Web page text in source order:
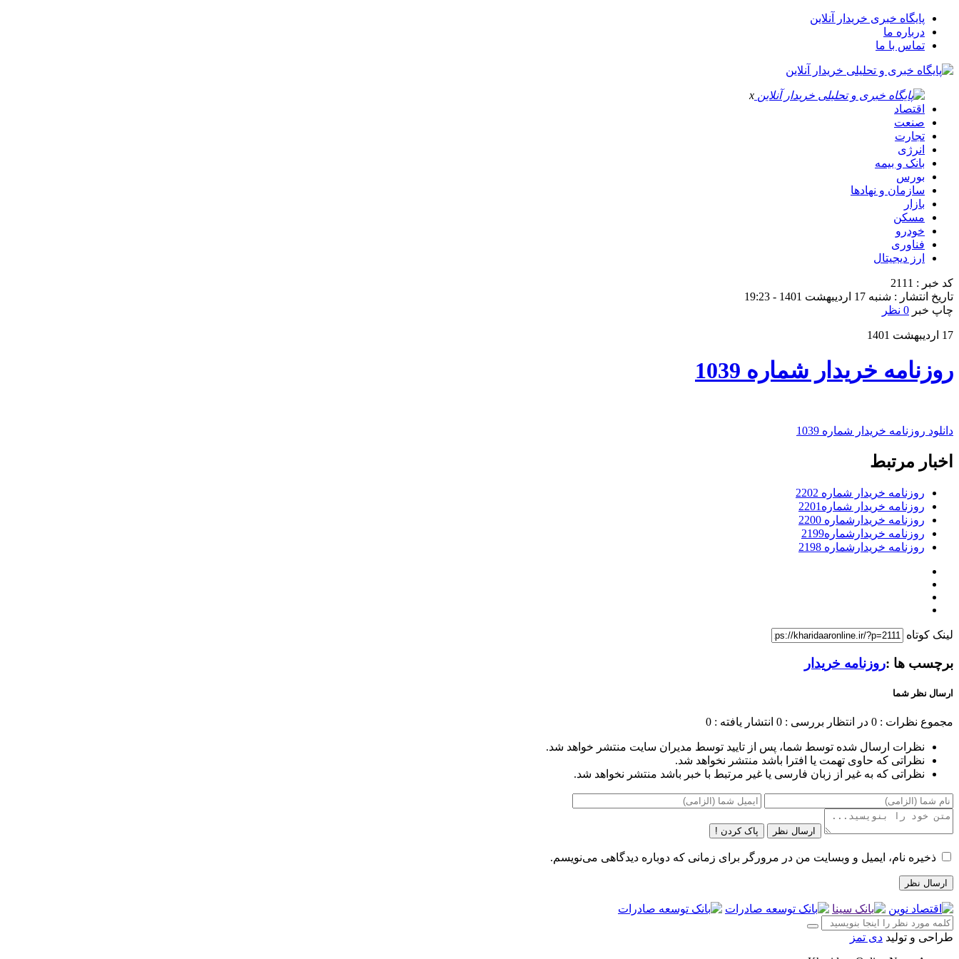
پایگاه خبری خریدار آنلاین
درباره ما
تماس با ما
x
اقتصاد
صنعت
تجارت
انرژی
بانک و بیمه
بورس
سازمان و نهادها
بازار
مسکن
خودرو
فناوری
ارز دیجیتال
کد خبر : 2111
تاریخ انتشار : شنبه 17 اردیبهشت 1401 - 19:23
چاپ خبر 0 نظر
17 اردیبهشت 1401
روزنامه خریدار شماره 1039
دانلود روزنامه خریدار شماره 1039
اخبار مرتبط
روزنامه خریدار شماره 2202
روزنامه خریدار شماره2201
روزنامه خریدارشماره 2200
روزنامه خریدارشماره2199
روزنامه خریدارشماره 2198
لینک کوتاه
برچسب ها :روزنامه خریدار
ارسال نظر شما
مجموع نظرات : 0 در انتظار بررسی : 0 انتشار یافته : 0
نظرات ارسال شده توسط شما، پس از تایید توسط مدیران سایت منتشر خواهد شد.
نظراتی که حاوی تهمت یا افترا باشد منتشر نخواهد شد.
نظراتی که به غیر از زبان فارسی یا غیر مرتبط با خبر باشد منتشر نخواهد شد.
ارسال نظر پاک کردن !
ذخیره نام، ایمیل و وبسایت من در مرورگر برای زمانی که دوباره دیدگاهی می‌نویسم.
طراحی و تولید دی تمز